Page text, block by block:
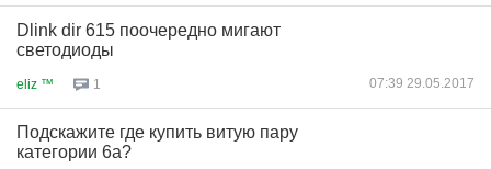
Dlink dir 615 поочередно мигают
светодиоды
eliz ™ 1 07:39 29.05.2017
Подскажите где купить витую пару
категории 6a?